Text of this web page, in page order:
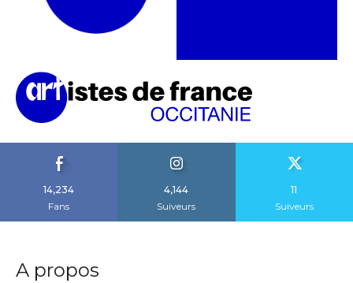
14,234
Fans
4,144
Suiveurs
11
Suiveurs
A propos